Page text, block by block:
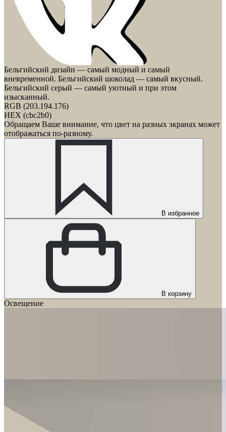
Бельгийский дизайн — самый модный и самый
вневременной. Бельгийский шоколад — самый вкусный.
Бельгийский серый — самый уютный и при этом
изысканный.
RGB (203.194.176)
HEX (cbc2b0)
Обращаем Ваше внимание, что цвет на разных экранах может
отображаться по-разному.
В избранное
В корзину
Освещение